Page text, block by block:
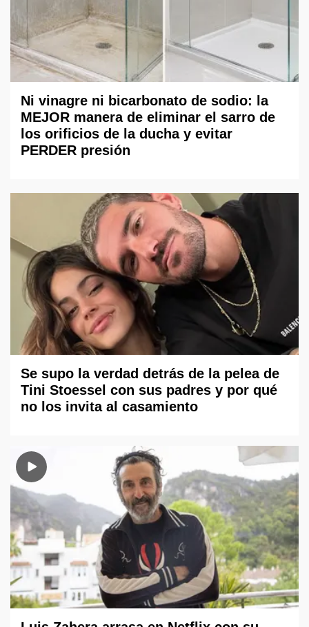
Ni vinagre ni bicarbonato de sodio: la
MEJOR manera de eliminar el sarro de
los orificios de la ducha y evitar
PERDER presión
Se supo la verdad detrás de la pelea de
Tini Stoessel con sus padres y por qué
no los invita al casamiento